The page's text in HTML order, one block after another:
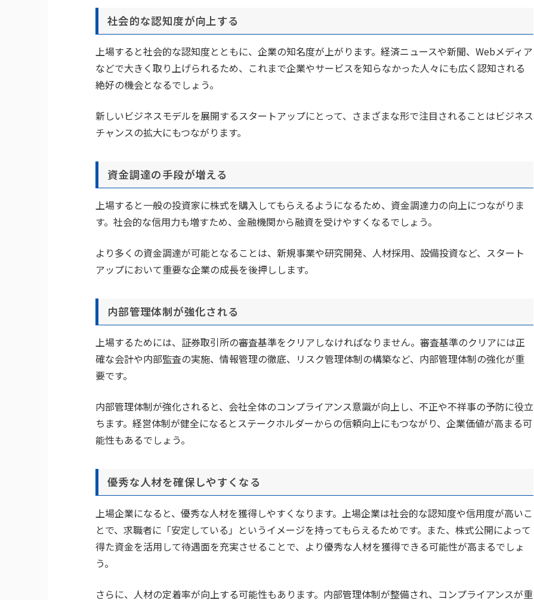
社会的な認知度が向上する
上場すると社会的な認知度とともに、企業の知名度が上がります。経済ニュースや新聞、Webメディア
などで大きく取り上げられるため、これまで企業やサービスを知らなかった人々にも広く認知される
絶好の機会となるでしょう。
新しいビジネスモデルを展開するスタートアップにとって、さまざまな形で注目されることはビジネス
チャンスの拡大にもつながります。
資金調達の手段が増える
上場すると一般の投資家に株式を購入してもらえるようになるため、資金調達力の向上につながりま
す。社会的な信用力も増すため、金融機関から融資を受けやすくなるでしょう。
より多くの資金調達が可能となることは、新規事業や研究開発、人材採用、設備投資など、スタート
アップにおいて重要な企業の成長を後押しします。
内部管理体制が強化される
上場するためには、証券取引所の審査基準をクリアしなければなりません。審査基準のクリアには正
確な会計や内部監査の実施、情報管理の徹底、リスク管理体制の構築など、内部管理体制の強化が重
要です。
内部管理体制が強化されると、会社全体のコンプライアンス意識が向上し、不正や不祥事の予防に役立
ちます。経営体制が健全になるとステークホルダーからの信頼向上にもつながり、企業価値が高まる可
能性もあるでしょう。
優秀な人材を確保しやすくなる
上場企業になると、優秀な人材を獲得しやすくなります。上場企業は社会的な認知度や信用度が高いこ
とで、求職者に「安定している」というイメージを持ってもらえるためです。また、株式公開によって
得た資金を活用して待遇面を充実させることで、より優秀な人材を獲得できる可能性が高まるでしょ
う。
さらに、人材の定着率が向上する可能性もあります。内部管理体制が整備され、コンプライアンスが重